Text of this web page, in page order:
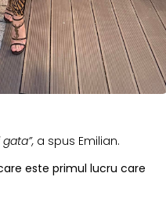
a spus Emilian.
este primul lucru care